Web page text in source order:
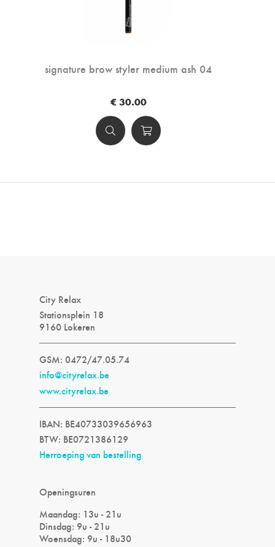
signature brow styler medium ash 04
€ 30.00
City Relax
Stationsplein 18
9160 Lokeren
GSM: 0472/47.05.74
info@cityrelax.be
www.cityrelax.be
IBAN: BE40733039656963
BTW: BE0721386129
Herroeping van bestelling
Openingsuren
Maandag: 13u - 21u
Dinsdag: 9u - 21u
Woensdag: 9u - 18u30